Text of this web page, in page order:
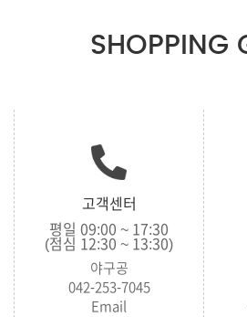
SHOPPING
고객센터
평일 09:00 ~ 17:30
(점심 12:30 ~ 13:30)
야구공
042-253-7045
Email